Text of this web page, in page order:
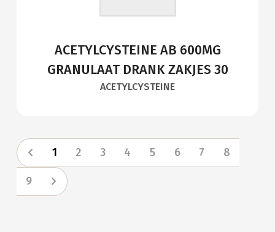
ACETYLCYSTEINE AB 600MG
GRANULAAT DRANK ZAKJES 30
ACETYLCYSTEINE
1 2 3 4 5 6 7 8
9